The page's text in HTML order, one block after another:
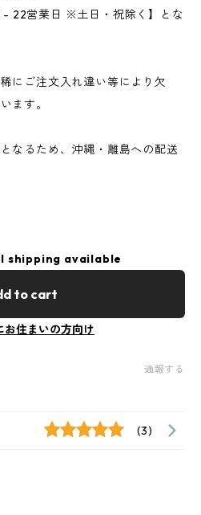
22営業日 ※土日・祝除く】とな
にご注文入れ違い等により欠
ます。
なるため、沖縄・離島への配送
shipping available
to cart
お住まいの方向け
通報する
(3)